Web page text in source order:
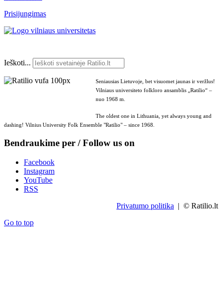
Prisijungimas
Ieškoti...
Seniausias Lietuvoje, bet visuomet jaunas ir veržlus!
Vilniaus universiteto folkloro ansamblis „Ratilio“ –
nuo 1968 m.
The oldest one in Lithuania, yet always young and
dashing! Vilnius University Folk Ensemble "Ratilio" – since 1968.
Bendraukime per / Follow us on
Facebook
Instagram
YouTube
RSS
Privatumo politika | © Ratilio.lt
Go to top